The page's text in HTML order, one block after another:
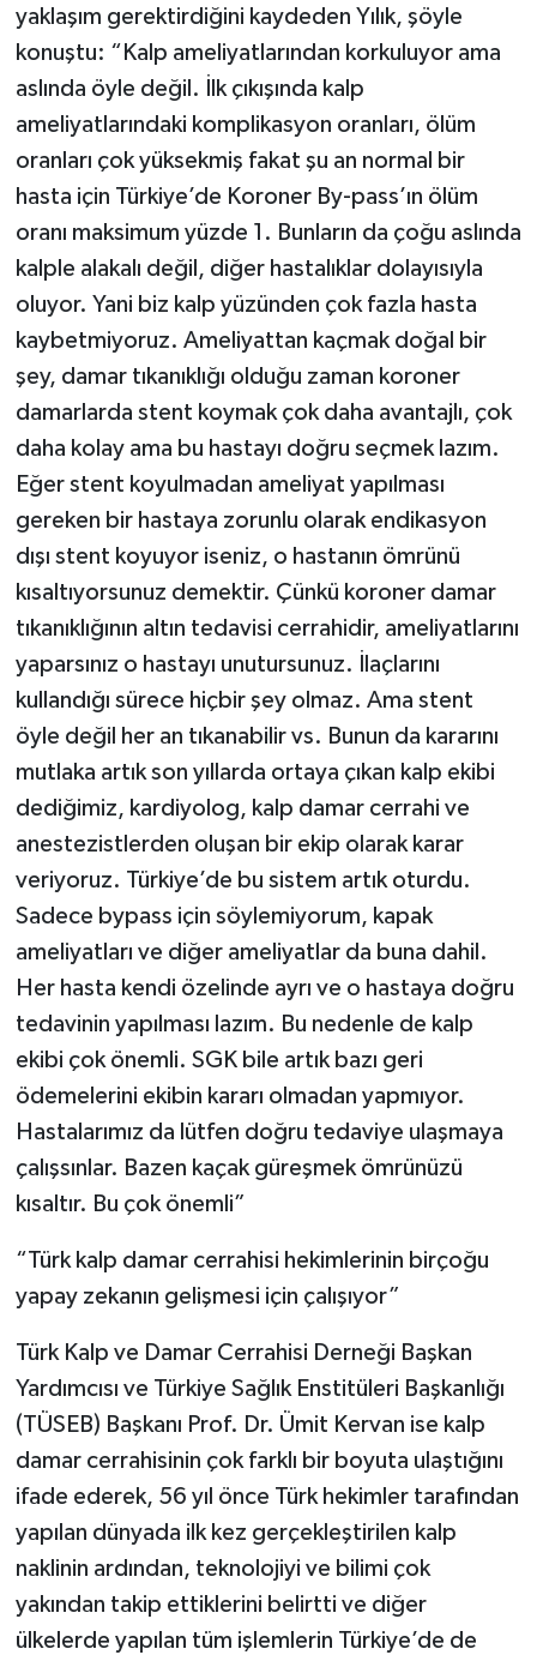
yaklaşım gerektirdiğini kaydeden Yılık, şöyle
konuştu: “Kalp ameliyatlarından korkuluyor ama
aslında öyle değil. İlk çıkışında kalp
ameliyatlarındaki komplikasyon oranları, ölüm
oranları çok yüksekmiş fakat şu an normal bir
hasta için Türkiye’de Koroner By-pass’ın ölüm
oranı maksimum yüzde 1. Bunların da çoğu aslında
kalple alakalı değil, diğer hastalıklar dolayısıyla
oluyor. Yani biz kalp yüzünden çok fazla hasta
kaybetmiyoruz. Ameliyattan kaçmak doğal bir
şey, damar tıkanıklığı olduğu zaman koroner
damarlarda stent koymak çok daha avantajlı, çok
daha kolay ama bu hastayı doğru seçmek lazım.
Eğer stent koyulmadan ameliyat yapılması
gereken bir hastaya zorunlu olarak endikasyon
dışı stent koyuyor iseniz, o hastanın ömrünü
kısaltıyorsunuz demektir. Çünkü koroner damar
tıkanıklığının altın tedavisi cerrahidir, ameliyatlarını
yaparsınız o hastayı unutursunuz. İlaçlarını
kullandığı sürece hiçbir şey olmaz. Ama stent
öyle değil her an tıkanabilir vs. Bunun da kararını
mutlaka artık son yıllarda ortaya çıkan kalp ekibi
dediğimiz, kardiyolog, kalp damar cerrahi ve
anestezistlerden oluşan bir ekip olarak karar
veriyoruz. Türkiye’de bu sistem artık oturdu.
Sadece bypass için söylemiyorum, kapak
ameliyatları ve diğer ameliyatlar da buna dahil.
Her hasta kendi özelinde ayrı ve o hastaya doğru
tedavinin yapılması lazım. Bu nedenle de kalp
ekibi çok önemli. SGK bile artık bazı geri
ödemelerini ekibin kararı olmadan yapmıyor.
Hastalarımız da lütfen doğru tedaviye ulaşmaya
çalışsınlar. Bazen kaçak güreşmek ömrünüzü
kısaltır. Bu çok önemli”
“Türk kalp damar cerrahisi hekimlerinin birçoğu
yapay zekanın gelişmesi için çalışıyor”
Türk Kalp ve Damar Cerrahisi Derneği Başkan
Yardımcısı ve Türkiye Sağlık Enstitüleri Başkanlığı
(TÜSEB) Başkanı Prof. Dr. Ümit Kervan ise kalp
damar cerrahisinin çok farklı bir boyuta ulaştığını
ifade ederek, 56 yıl önce Türk hekimler tarafından
yapılan dünyada ilk kez gerçekleştirilen kalp
naklinin ardından, teknolojiyi ve bilimi çok
yakından takip ettiklerini belirtti ve diğer
ülkelerde yapılan tüm işlemlerin Türkiye’de de